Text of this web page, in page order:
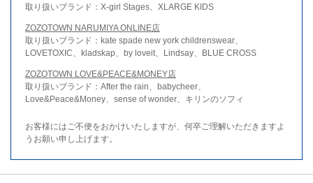
取り扱いブランド：X-girl Stages、XLARGE KIDS
ZOZOTOWN NARUMIYA ONLINE店
取り扱いブランド：kate spade new york childrenswear、
LOVETOXIC、kladskap、by loveit、Lindsay、BLUE CROSS
ZOZOTOWN LOVE&PEACE&MONEY店
取り扱いブランド：After the rain、babycheer、
Love&Peace&Money、sense of wonder、キリンのソフィ
お客様にはご不便をおかけいたしますが、何卒ご理解いただきますよ
うお願い申し上げます。